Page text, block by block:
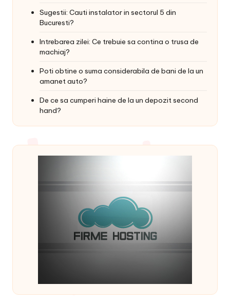
Sugestii: Cauti instalator in sectorul 5 din
Bucuresti?
Intrebarea zilei: Ce trebuie sa contina o trusa de
machiaj?
Poti obtine o suma considerabila de bani de la un
amanet auto?
De ce sa cumperi haine de la un depozit second
hand?